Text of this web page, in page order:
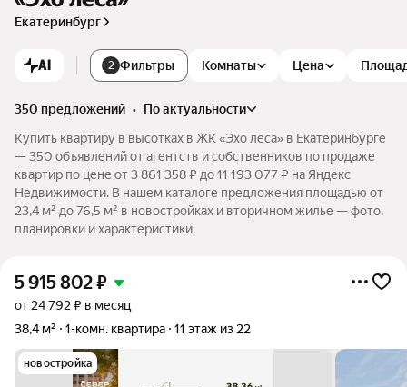
Екатеринбург
AI 2 Фильтры Комнаты Цена
350 предложений •
по актуальности
Купить квартиру в высотках в ЖК «Эхо леса» в Екатеринбурге
— 350 объявлений от агентств и собственников по продаже
квартир по цене от 3 861 358 ₽ до 11 193 077 ₽ на Яндекс
Недвижимости. В нашем каталоге предложения площадью от
23,4 м² до 76,5 м² в новостройках и вторичном жилье — фото,
планировки и характеристики.
5 915 802₽
от 24 792 ₽ в месяц
38,4 м²
1-комн. квартира 11 этаж из 22
новостройка